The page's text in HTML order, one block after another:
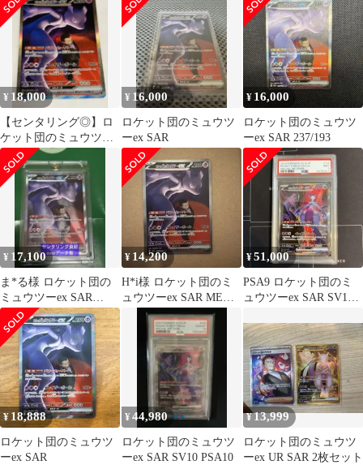
¥ 18,000
【センタリング◎】ロ
ケット団のミュウツー
ex SAR 237/193 SAR
¥ 16,000
ロケット団のミュウツ
ーex SAR
¥ 16,000
ロケット団のミュウツ
ーex SAR 237/193
¥ 17,100
ま*る様 ロケット団の
ミュウツーex SAR
MEGA ハイクラスパッ
ク センタ
¥ 14,200
H*i様 ロケット団のミ
ュウツーex SAR MEGA
ハイクラスパック MEG
¥51,000
PSA9 ロケット団のミ
ュウツーex SAR SV10
¥ 18,888
ロケット団のミュウツ
ーex SAR
¥44,980
ロケット団のミュウツ
ーex SAR SV10 PSA10
¥13,999
ロケット団のミュウツ
ーex UR SAR 2枚セット